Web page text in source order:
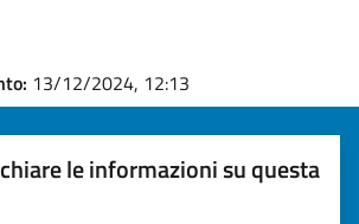
13/12/2024, 12:13
le informazioni su questa